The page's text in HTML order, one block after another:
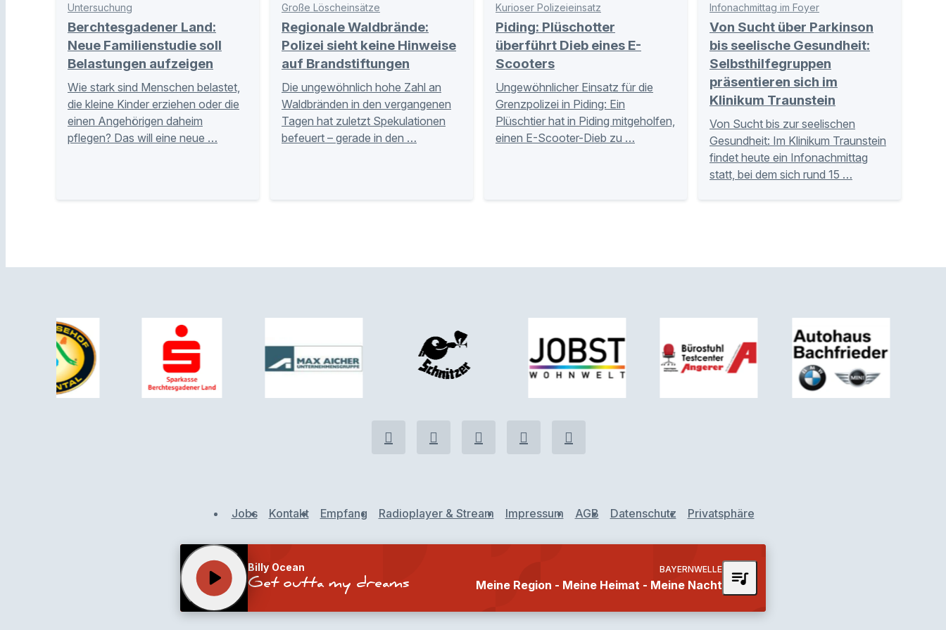
Untersuchung
Berchtesgadener Land:
Neue Familienstudie soll
Belastungen aufzeigen
Wie stark sind Menschen belastet,
die kleine Kinder erziehen oder die
einen Angehörigen daheim
pflegen? Das will eine neue …
Große Löscheinsätze
Regionale Waldbrände:
Polizei sieht keine Hinweise
auf Brandstiftungen
Die ungewöhnlich hohe Zahl an
Waldbränden in den vergangenen
Tagen hat zuletzt Spekulationen
befeuert – gerade in den …
Kurioser Polizeieinsatz
Piding: Plüschotter
überführt Dieb eines E-
Scooters
Ungewöhnlicher Einsatz für die
Grenzpolizei in Piding: Ein
Plüschtier hat in Piding mitgeholfen,
einen E-Scooter-Dieb zu …
Infonachmittag im Foyer
Von Sucht über Parkinson
bis seelische Gesundheit:
Selbsthilfegruppen
präsentieren sich im
Klinikum Traunstein
Von Sucht bis zur seelischen
Gesundheit: Im Klinikum Traunstein
findet heute ein Infonachmittag
statt, bei dem sich rund 15 …
Jobs Kontakt Empfang Radioplayer & Stream Impressum AGB Datenschutz Privatsphäre
Billy Ocean
Get outta my dreams
play_arrow Meine Region - Meine Heimat - Meine Nacht
BAYERNWELLE queue_music